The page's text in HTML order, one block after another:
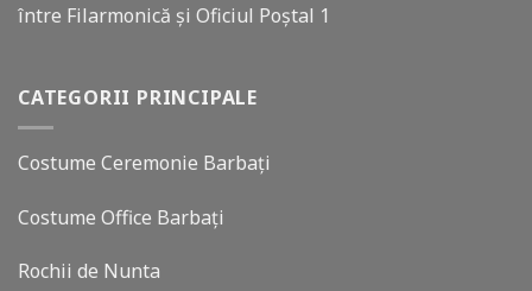
între Filarmonică și Oficiul Poștal 1
CATEGORII PRINCIPALE
Costume Ceremonie Barbați
Costume Office Barbați
Rochii de Nunta